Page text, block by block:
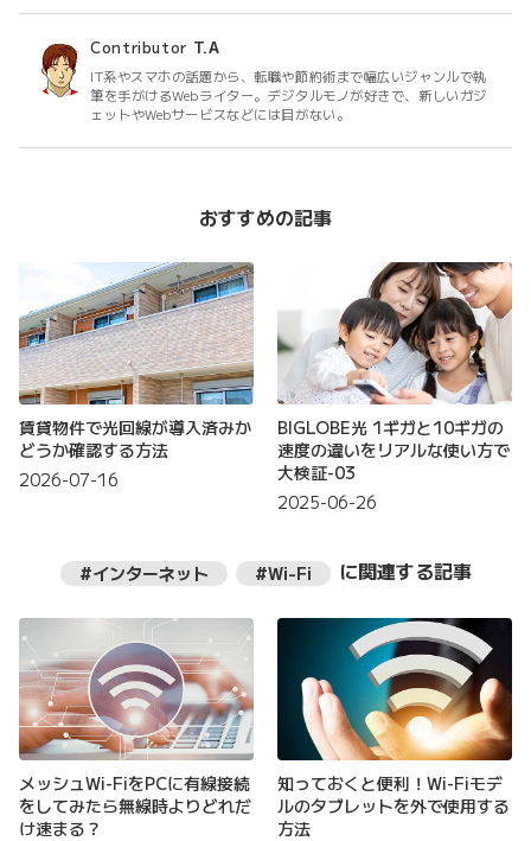
Contributor T.A
IT系やスマホの話題から、転職や節約術まで幅広いジャンルで執
筆を手がけるWebライター。デジタルモノが好きで、新しいガジ
ェットやWebサービスなどには目がない。
おすすめの記事
賃貸物件で光回線が導入済みか
どうか確認する方法
2026-07-16
BIGLOBE光 1ギガと10ギガの
速度の違いをリアルな使い方で
大検証-03
2025-06-26
#インターネット #Wi-Fi に関連する記事
メッシュWi-FiをPCに有線接続
をしてみたら無線時よりどれだ
け速まる？
知っておくと便利！Wi-Fiモデ
ルのタブレットを外で使用する
方法